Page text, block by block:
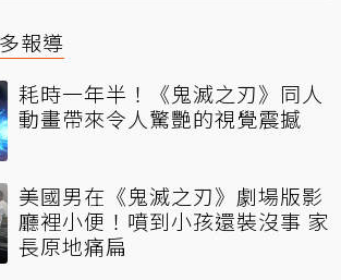
報導
耗時一年半！《鬼滅之刃》同人
動畫帶來令人驚艷的視覺震撼
美國男在《鬼滅之刃》劇場版影
廳裡小便！噴到小孩還裝沒事 家
長原地痛扁